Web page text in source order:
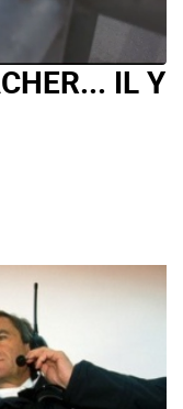
IL Y